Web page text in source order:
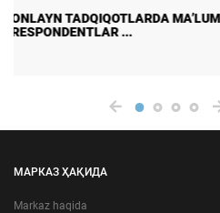
DALA TADQIQOTLARIDA
ISHONCHLILIGINI TA ...
МАРКАЗ ҲАҚИДА
Markaz haqida